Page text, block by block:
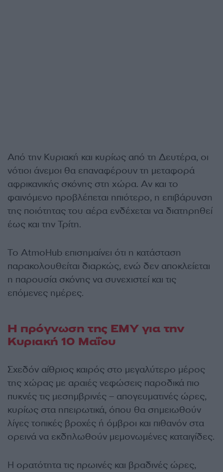
Από την Κυριακή και κυρίως από τη Δευτέρα, οι
νότιοι άνεμοι θα επαναφέρουν τη μεταφορά
αφρικανικής σκόνης στη χώρα. Αν και το
φαινόμενο προβλέπεται ηπιότερο, η επιβάρυνση
της ποιότητας του αέρα ενδέχεται να διατηρηθεί
έως και την Τρίτη.
Το AtmoHub επισημαίνει ότι η κατάσταση
παρακολουθείται διαρκώς, ενώ δεν αποκλείεται
η παρουσία σκόνης να συνεχιστεί και τις
επόμενες ημέρες.
Η πρόγνωση της ΕΜΥ για την
Κυριακή 10 Μαΐου
Σχεδόν αίθριος καιρός στο μεγαλύτερο μέρος
της χώρας με αραιές νεφώσεις παροδικά πιο
πυκνές τις μεσημβρινές – απογευματινές ώρες,
κυρίως στα ηπειρωτικά, όπου θα σημειωθούν
λίγες τοπικές βροχές ή όμβροι και πιθανόν στα
ορεινά να εκδηλωθούν μεμονωμένες καταιγίδες.
Η ορατότητα τις πρωινές και βραδινές ώρες,